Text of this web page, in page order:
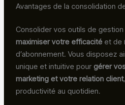
Avantages de la consolidation
Consolider vos outils de
maximiser votre efficacité et de
d’abonnement. Vous disposez
unique et intuitive pour gérer
marketing et votre relation client
productivité au quotidien.